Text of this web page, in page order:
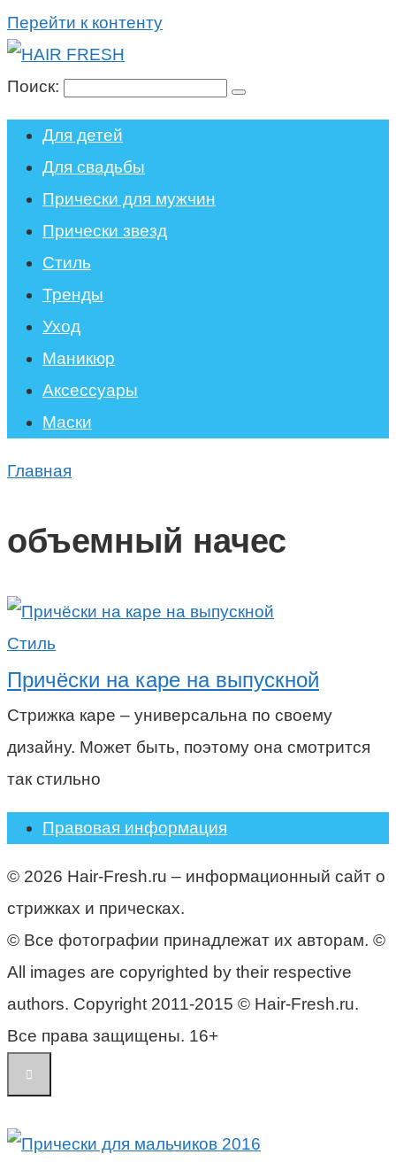
Перейти к контенту
Поиск:
Для детей
Для свадьбы
Прически для мужчин
Прически звезд
Стиль
Тренды
Уход
Маникюр
Аксессуары
Маски
Главная
объемный начес
Стиль
Причёски на каре на выпускной
Стрижка каре – универсальна по своему
дизайну. Может быть, поэтому она смотрится
так стильно
Правовая информация
© 2026 Hair-Fresh.ru – информационный сайт о
стрижках и прическах.
© Все фотографии принадлежат их авторам. ©
All images are copyrighted by their respective
authors. Copyright 2011-2015 © Hair-Fresh.ru.
Все права защищены. 16+